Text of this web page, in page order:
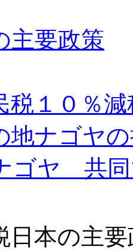
主要政策
税１０％
地ナゴヤ
ゴヤ 共
日本の主